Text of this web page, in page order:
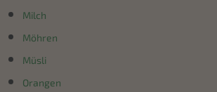
Milch
Möhren
Müsli
Orangen